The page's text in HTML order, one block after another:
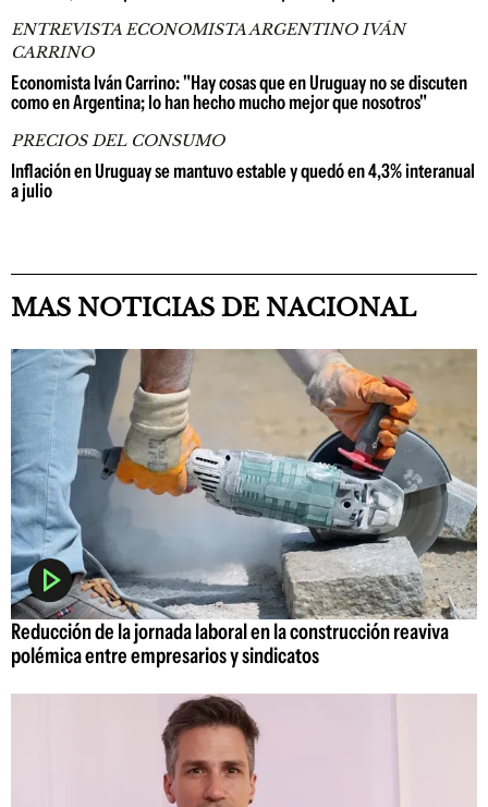
ENTREVISTA ECONOMISTA ARGENTINO IVÁN
CARRINO
Economista Iván Carrino: "Hay cosas que en Uruguay no se discuten
como en Argentina; lo han hecho mucho mejor que nosotros"
PRECIOS DEL CONSUMO
Inflación en Uruguay se mantuvo estable y quedó en 4,3% interanual
a julio
MAS NOTICIAS DE NACIONAL
Reducción de la jornada laboral en la construcción reaviva
polémica entre empresarios y sindicatos